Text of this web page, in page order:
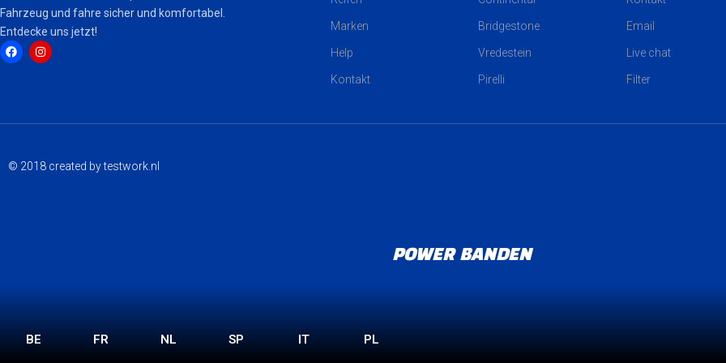
Fahrzeug und fahre sicher und komfortabel.
Entdecke uns jetzt!
b
k
a
a
m
Marken
Help
Kontakt
Bridgestone
Vredestein
Pirelli
Email
Live chat
Filter
© 2018 created by testwork.nl
POWER BANDEN
BE FR NL SP IT PL